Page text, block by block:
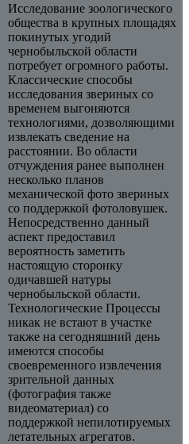
Исследование зоологического
общества в крупных площадях
покинутых угодий
чернобыльской области
потребует огромного работы.
Классические способы
исследования звериных со
временем выгоняются
технологиями, дозволяющими
извлекать сведение на
расстоянии. Во области
отчуждения ранее выполнен
несколько планов
механической фото звериных
со поддержкой фотоловушек.
Непосредственно данный
аспект предоставил
вероятность заметить
настоящую сторонку
одичавшей натуры
чернобыльской области.
Технологические Процессы
никак не встают в участке
также на сегодняшний день
имеются способы
своевременного извлечения
зрительной данных
(фотография также
видеоматериал) со
поддержкой непилотируемых
летательных агрегатов.